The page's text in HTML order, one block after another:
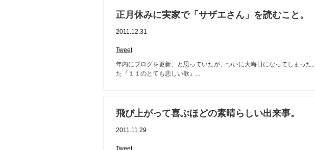
正月休みに実家で「サザエさん」を読むこと。
2011.12.31
Tweet
年内にブログを更新、と思っていたが、ついに大晦日になってしまった
た『１１のとても悲しい歌』...
飛び上がって喜ぶほどの素晴らしい出来事。
2011.11.29
Tweet